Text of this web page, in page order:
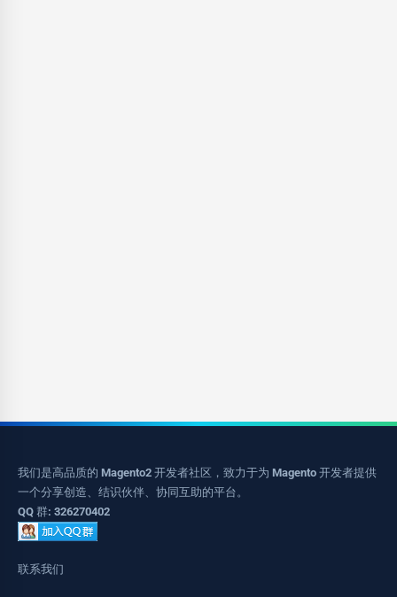
我们是高品质的 Magento2 开发者社区，致力于为 Magento 开发者提供
一个分享创造、结识伙伴、协同互助的平台。
QQ 群: 326270402
联系我们